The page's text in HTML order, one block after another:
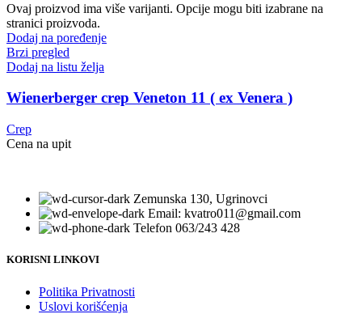
Ovaj proizvod ima više varijanti. Opcije mogu biti izabrane na
stranici proizvoda.
Dodaj na poređenje
Brzi pregled
Dodaj na listu želja
Wienerberger crep Veneton 11 ( ex Venera )
Crep
Cena na upit
Zemunska 130, Ugrinovci
Email: kvatro011@gmail.com
Telefon 063/243 428
KORISNI LINKOVI
Politika Privatnosti
Uslovi korišćenja